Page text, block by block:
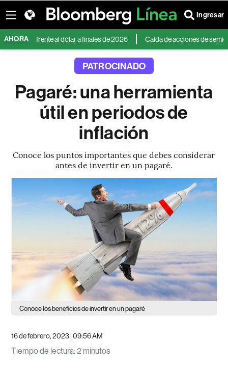
Ingresar
AHORA
6% frente al dólar a finales de 2026 Caída de acciones de
PATROCINADO
Pagaré: una herramienta
útil en periodos de
inflación
Conoce los puntos importantes que debes considerar
antes de invertir en un pagaré.
Conoce los beneficios de invertir en un pagaré
16 de febrero, 2023 | 09:56 AM
Tiempo de lectura:2 minutos